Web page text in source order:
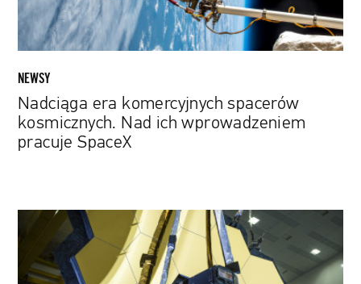
pracuje
NEWSY
Nadciąga era komercyjnych spacerów
kosmicznych. Nad ich wprowadzeniem
pracuje SpaceX
Gwiezdna
mozaika.
udostępnia